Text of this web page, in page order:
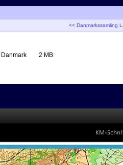
<< Danmarkssamling
Danmark 2 MB